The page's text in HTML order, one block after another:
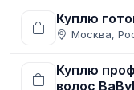
Куплю
Москва,
Куплю
волос